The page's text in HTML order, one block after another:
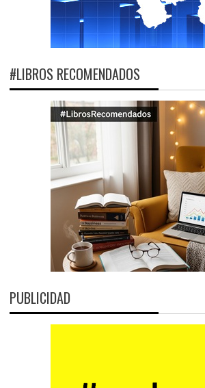
#LIBROS RECOMENDADOS
PUBLICIDAD